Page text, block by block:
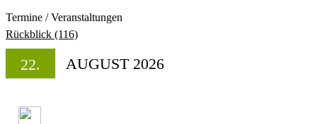
Termine / Veranstaltungen
Rückblick (116)
22. AUGUST 2026